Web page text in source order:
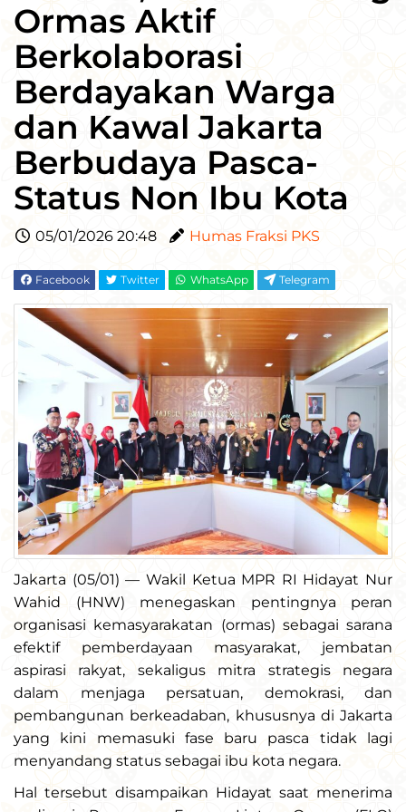
Ormas Aktif
Berkolaborasi
Berdayakan Warga
dan Kawal Jakarta
Berbudaya Pasca-
Status Non Ibu Kota
05/01/2026 20:48 Humas Fraksi PKS
Facebook Twitter WhatsApp Telegram
Jakarta (05/01) — Wakil Ketua MPR RI Hidayat Nur
Wahid (HNW) menegaskan pentingnya peran
organisasi kemasyarakatan (ormas) sebagai sarana
efektif pemberdayaan masyarakat, jembatan
aspirasi rakyat, sekaligus mitra strategis negara
dalam menjaga persatuan, demokrasi, dan
pembangunan berkeadaban, khususnya di Jakarta
yang kini memasuki fase baru pasca tidak lagi
menyandang status sebagai ibu kota negara.
Hal tersebut disampaikan Hidayat saat menerima